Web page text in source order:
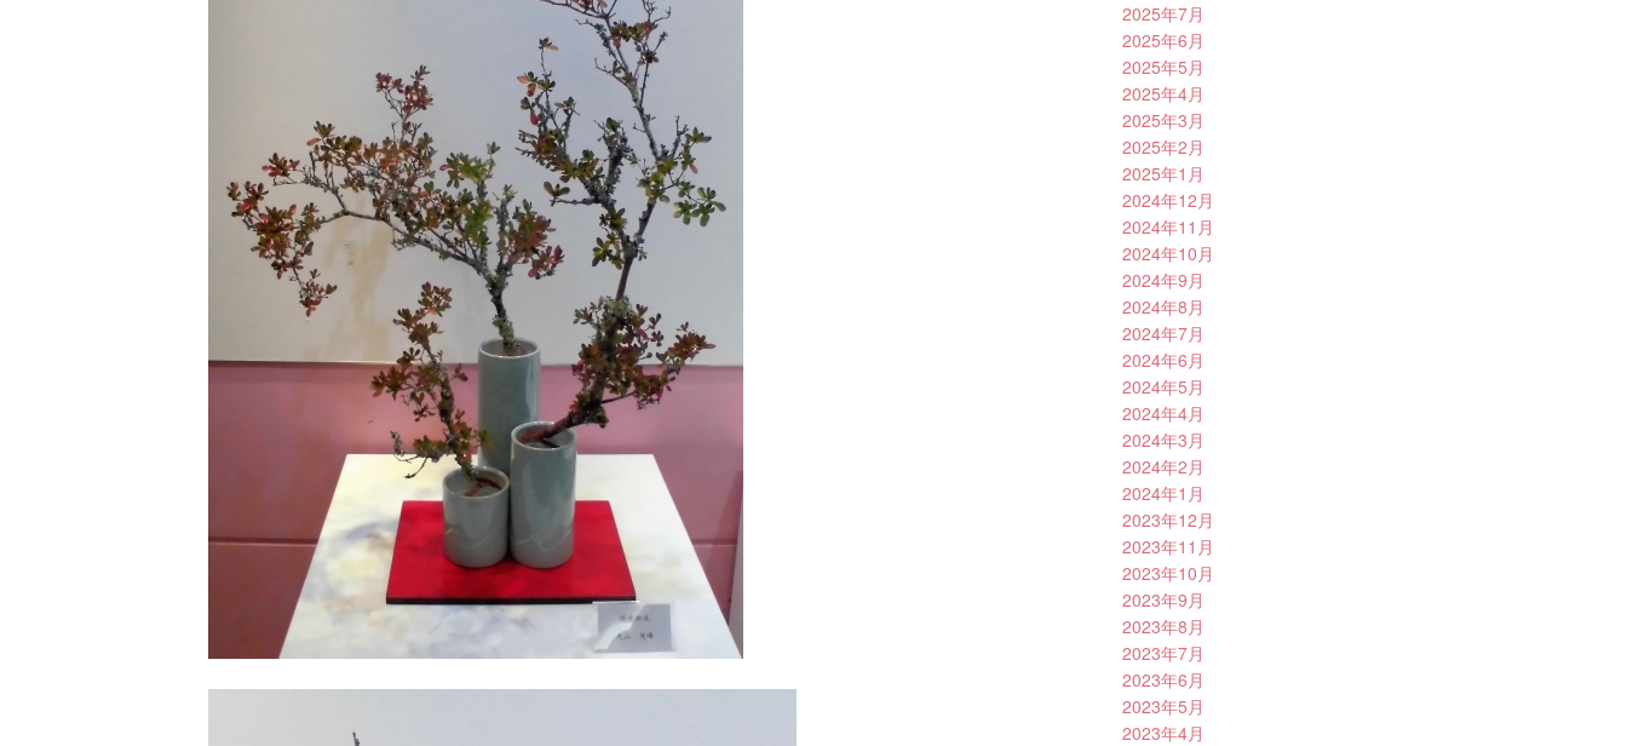
2025年7月
2025年6月
2025年5月
2025年4月
2025年3月
2025年2月
2025年1月
2024年12月
2024年11月
2024年10月
2024年9月
2024年8月
2024年7月
2024年6月
2024年5月
2024年4月
2024年3月
2024年2月
2024年1月
2023年12月
2023年11月
2023年10月
2023年9月
2023年8月
2023年7月
2023年6月
2023年5月
2023年4月